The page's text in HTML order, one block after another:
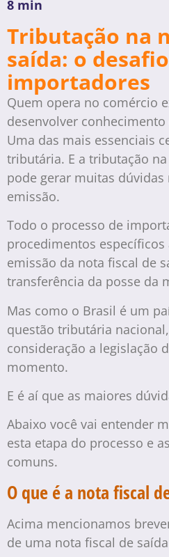
8 min
Tributação na
saída: o
importadores
Quem opera no comércio
desenvolver
Uma das mais essenciais
tributária. E a tributação
pode gerar muitas
emissão.
Todo o processo de
procedimentos específicos
emissão da nota fiscal de
transferência da posse da
Mas como o Brasil é um
questão tributária
consideração a legislação
momento.
E é aí que as maiores
Abaixo você vai entender
esta etapa do processo e
comuns.
O que é a nota fiscal
Acima mencionamos
de uma nota fiscal de